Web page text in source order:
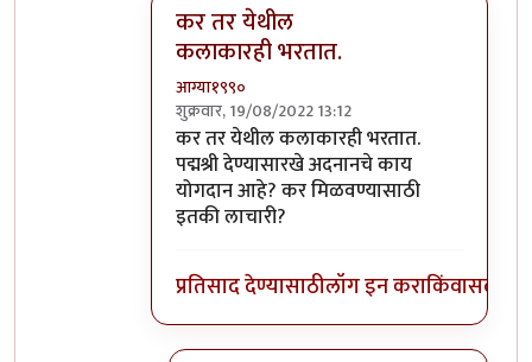
कर तर येथील
कलाकारही भरतात.
आग्या१९९०
शुक्रवार, 19/08/2022 13:12
In reply toपाकिस्तानी गायक अदनान सामीला
कर तर येथील कलाकारही भरतात.
पद्मश्री देण्यासारखे अदनानचे काय
योगदान आहे? कर मिळवण्यासाठी
इतकी लाचारी?
प्रतिसाद देण्यासाठीलॉग इन कराकिंवासदस्य